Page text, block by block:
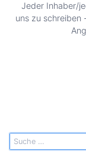
Jeder Inhaber/
uns zu schreiben